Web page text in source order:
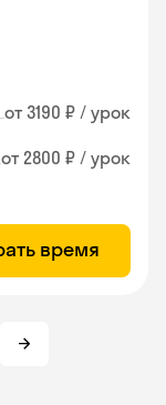
от 3190 ₽ / урок
от 2800 ₽ / урок
время